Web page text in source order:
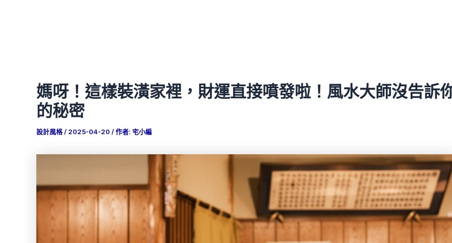
媽呀！這樣裝潢家裡，財運直接噴發啦！風水大師沒告訴
的秘密
設計風格/ 2025-04-20 / 作者: 宅小編